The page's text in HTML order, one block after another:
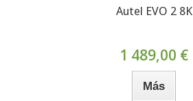
Autel EVO 2 8K
1 489,00 €
Más